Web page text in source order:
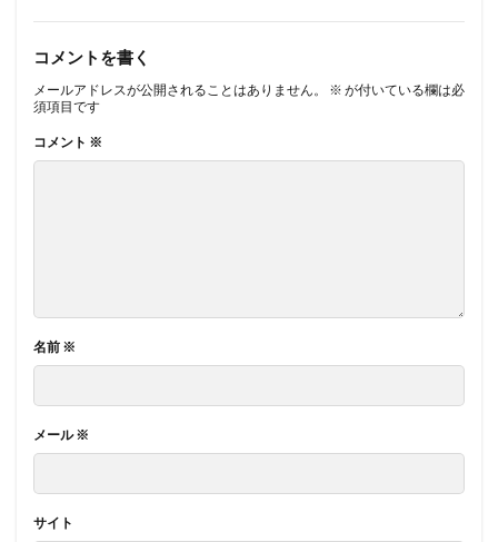
コメントを書く
メールアドレスが公開されることはありません。 ※ が付いている欄は必
須項目です
コメント ※
名前 ※
メール※
サイト